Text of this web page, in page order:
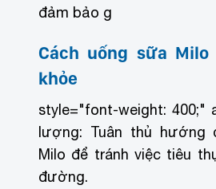
đảm bảo g
Cách uống sữa
khỏe
style="font-weight: 400;"
lượng: Tuân thủ
Milo để tránh việc tiêu
đường.